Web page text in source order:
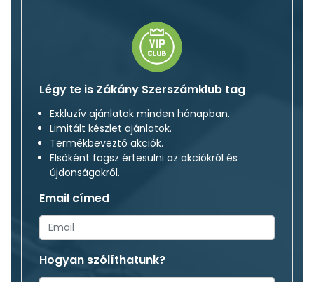
Légy te is Zákány Szerszámklub tag
Exkluzív ajánlatok minden hónapban.
Limitált készlet ajánlatok.
Termékbeveztő akciók.
Elsőként fogsz értesülni az akciókról és
újdonságokról.
Email címed
Hogyan szólíthatunk?